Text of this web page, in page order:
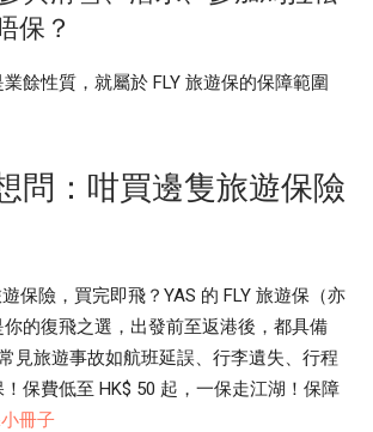
保？
餘性質，就屬於 FLY 旅遊保的保障範圍
問：咁買邊隻旅遊保險
保險，買完即飛？YAS 的 FLY 旅遊保（亦
的復飛之選，出發前至返港後，都具備
見旅遊事故如航班延誤、行李遺失、行程
保費低至 HK$ 50 起，一保走江湖！保障
冊子